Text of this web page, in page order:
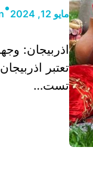
مايو 12, 2024 •
اذربيجان:
تعتبر
تست…